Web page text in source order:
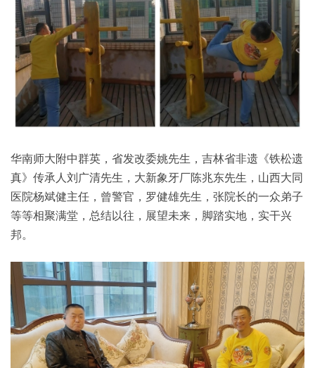
华南师大附中群英，省发改委姚先生，吉林省非遗《铁松遗
真》传承人刘广清先生，大新象牙厂陈兆东先生，山西大同
医院杨斌健主任，曾警官，罗健雄先生，张院长的一众弟子
等等相聚满堂，总结以往，展望未来，脚踏实地，实干兴
邦。